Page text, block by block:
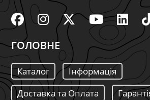
ГОЛОВНЕ
Каталог
Інформація
Доставка та Оплата